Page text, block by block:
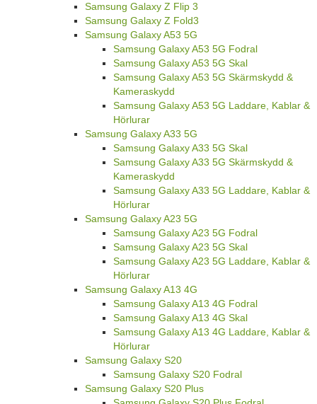
Samsung Galaxy Z Flip 3
Samsung Galaxy Z Fold3
Samsung Galaxy A53 5G
Samsung Galaxy A53 5G Fodral
Samsung Galaxy A53 5G Skal
Samsung Galaxy A53 5G Skärmskydd &
Kameraskydd
Samsung Galaxy A53 5G Laddare, Kablar &
Hörlurar
Samsung Galaxy A33 5G
Samsung Galaxy A33 5G Skal
Samsung Galaxy A33 5G Skärmskydd &
Kameraskydd
Samsung Galaxy A33 5G Laddare, Kablar &
Hörlurar
Samsung Galaxy A23 5G
Samsung Galaxy A23 5G Fodral
Samsung Galaxy A23 5G Skal
Samsung Galaxy A23 5G Laddare, Kablar &
Hörlurar
Samsung Galaxy A13 4G
Samsung Galaxy A13 4G Fodral
Samsung Galaxy A13 4G Skal
Samsung Galaxy A13 4G Laddare, Kablar &
Hörlurar
Samsung Galaxy S20
Samsung Galaxy S20 Fodral
Samsung Galaxy S20 Plus